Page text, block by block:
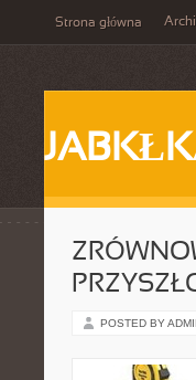
Strona główna
POSTED BY